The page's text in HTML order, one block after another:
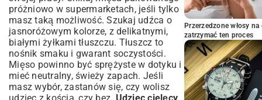
Techniki zapobiegające wysuszeniu mięsa
Użycie termometru do mięsa – dlaczego to
ważne?
Dodatki i sosy idealne do pieczonego
udźca
Warzywa korzeniowe i ziemniaki pieczone z
mięsem
Proste sosy na bazie wywaru z pieczeni
próżniowo w supermarketach, jeśli tylko
masz taką możliwość. Szukaj udźca o
jasnoróżowym kolorze, z delikatnymi,
białymi żyłkami tłuszczu. Tłuszcz to
nośnik smaku i gwarant soczystości.
Mięso powinno być sprężyste w dotyku i
mieć neutralny, świeży zapach. Jeśli
masz wybór, zastanów się, czy wolisz
Przerzedzone włosy
zatrzymać ten proces